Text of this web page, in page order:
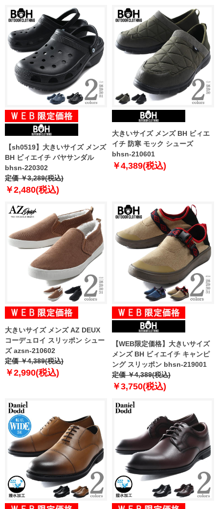
【sh0519】大きいサイズ メンズ
BH ビィエイチ バヤサンダル
bhsn-220302
定価 ￥3,289(税込)
￥2,480(税込)
大きいサイズ メンズ BH ビィエ
イチ 防寒 モック シューズ
bhsn-210601
￥4,389(税込)
大きいサイズ メンズ AZ DEUX
コーデュロイ スリッポン シュー
ズ azsn-210602
定価 ￥4,389(税込)
￥2,990(税込)
【WEB限定価格】大きいサイズ
メンズ BH ビィエイチ キャンピ
ング スリッポン bhsn-219001
定価 ￥4,389(税込)
￥3,750(税込)